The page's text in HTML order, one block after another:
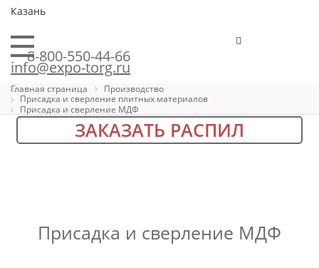
Казань
8-800-550-44-66
info@expo-torg.ru
Главная страница
Производство
Присадка и сверление плитных материалов
Присадка и сверление МДФ
ЗАКАЗАТЬ РАСПИЛ
Присадка и сверление МДФ